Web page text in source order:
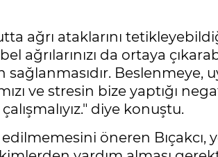
ağrı ataklarını
ağrılarınızı da ortaya
Beslenmeye,
ve stresin bize yaptığı
diye konuştu.
öneren Bıçakcı,